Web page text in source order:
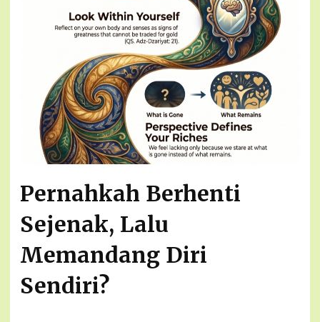
Pernahkah Berhenti
Sejenak, Lalu
Memandang Diri
Sendiri?